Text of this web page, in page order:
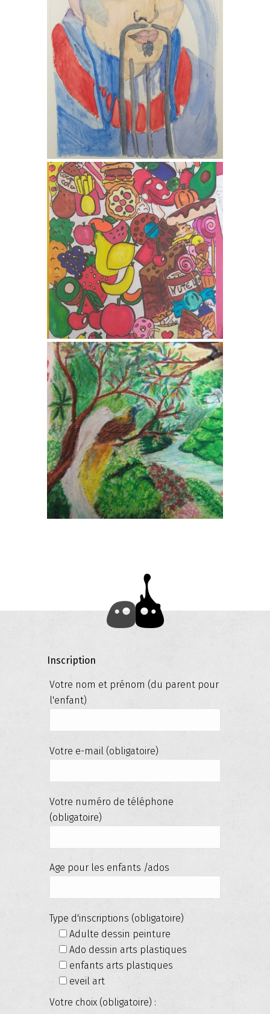
Inscription
Votre nom et prénom (du parent pour
l'enfant)
Votre e-mail (obligatoire)
Votre numéro de téléphone
(obligatoire)
Age pour les enfants /ados
Type d'inscriptions (obligatoire)
Adulte dessin peinture
Ado dessin arts plastiques
enfants arts plastiques
eveil art
Votre choix (obligatoire) :